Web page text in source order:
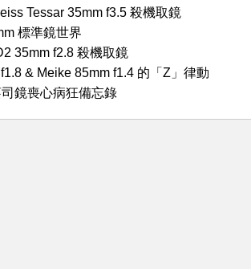
Tessar 35mm f3.5 殺機取鏡
標準鏡世界
35mm f2.8 殺機取鏡
& Meike 85mm f1.4 的「Z」律動
鏡喪心病狂備忘錄